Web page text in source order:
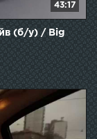
43:17
(б/у) / Big